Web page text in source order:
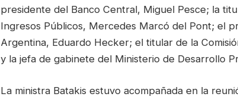
presidente del Banco Central, Miguel Pesce; la
Ingresos Públicos, Mercedes Marcó del Pont; el
Argentina, Eduardo Hecker; el titular de la
y la jefa de gabinete del Ministerio de Desarrollo
La ministra Batakis estuvo acompañada en la